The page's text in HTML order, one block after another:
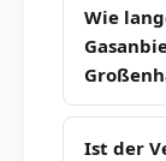
Wie
Ist der